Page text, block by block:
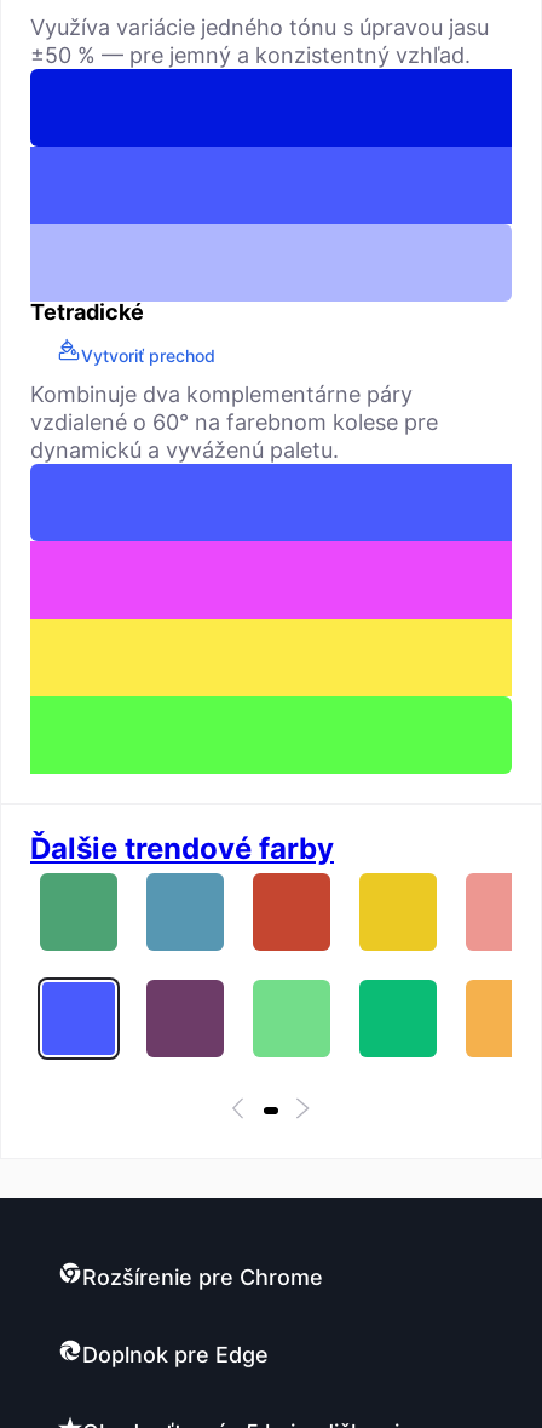
Využíva variácie jedného tónu s úpravou jasu
±50 % — pre jemný a konzistentný vzhľad.
Tetradické
Vytvoriť prechod
Kombinuje dva komplementárne páry
vzdialené o 60° na farebnom kolese pre
dynamickú a vyváženú paletu.
Ďalšie trendové farby
Rozšírenie pre Chrome
Doplnok pre Edge